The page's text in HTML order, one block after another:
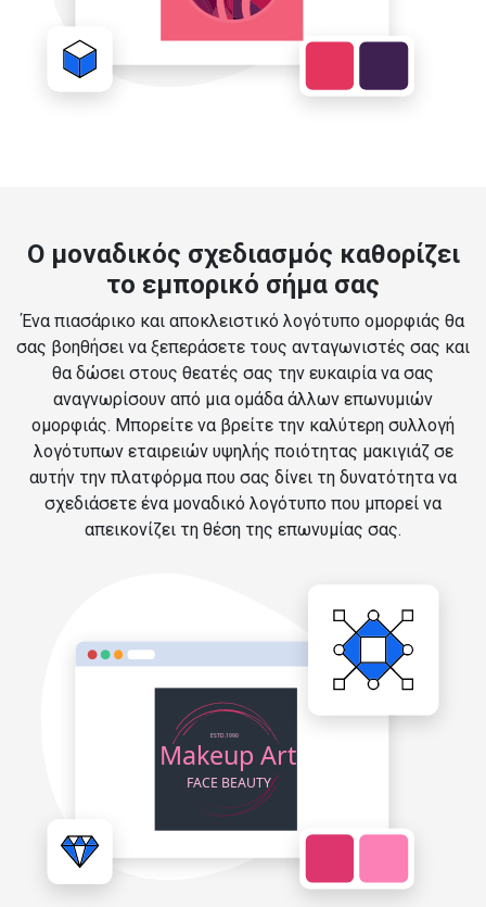
Ο μοναδικός σχεδιασμός καθορίζει
το εμπορικό σήμα σας
Ένα πιασάρικο και αποκλειστικό λογότυπο ομορφιάς θα
σας βοηθήσει να ξεπεράσετε τους ανταγωνιστές σας και
θα δώσει στους θεατές σας την ευκαιρία να σας
αναγνωρίσουν από μια ομάδα άλλων επωνυμιών
ομορφιάς. Μπορείτε να βρείτε την καλύτερη συλλογή
λογότυπων εταιρειών υψηλής ποιότητας μακιγιάζ σε
αυτήν την πλατφόρμα που σας δίνει τη δυνατότητα να
σχεδιάσετε ένα μοναδικό λογότυπο που μπορεί να
απεικονίζει τη θέση της επωνυμίας σας.